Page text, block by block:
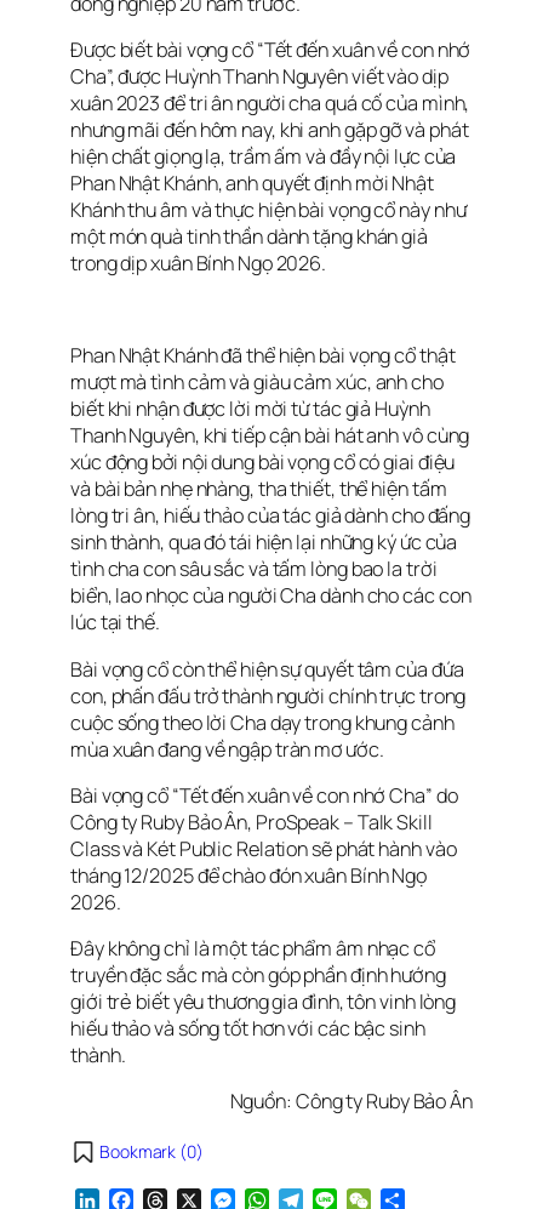
Được biết bài vọng cổ “Tết đến xuân về con nhớ
Cha”, được Huỳnh Thanh Nguyên viết vào dịp
xuân 2023 để tri ân người cha quá cố của mình,
nhưng mãi đến hôm nay, khi anh gặp gỡ và phát
hiện chất giọng lạ, trầm ấm và đầy nội lực của
Phan Nhật Khánh, anh quyết định mời Nhật
Khánh thu âm và thực hiện bài vọng cổ này như
một món quà tinh thần dành tặng khán giả
trong dịp xuân Bính Ngọ 2026.
Phan Nhật Khánh đã thể hiện bài vọng cổ thật
mượt mà tình cảm và giàu cảm xúc, anh cho
biết khi nhận được lời mời từ tác giả Huỳnh
Thanh Nguyên, khi tiếp cận bài hát anh vô cùng
xúc động bởi nội dung bài vọng cổ có giai điệu
và bài bản nhẹ nhàng, tha thiết, thể hiện tấm
lòng tri ân, hiếu thảo của tác giả dành cho đấng
sinh thành, qua đó tái hiện lại những ký ức của
tình cha con sâu sắc và tấm lòng bao la trời
biển, lao nhọc của người Cha dành cho các con
lúc tại thế.
Bài vọng cổ còn thể hiện sự quyết tâm của đứa
con, phấn đấu trở thành người chính trực trong
cuộc sống theo lời Cha dạy trong khung cảnh
mùa xuân đang về ngập tràn mơ ước.
Bài vọng cổ “Tết đến xuân về con nhớ Cha” do
Công ty Ruby Bảo Ân, ProSpeak – Talk Skill
Class và Két Public Relation sẽ phát hành vào
tháng 12/2025 để chào đón xuân Bính Ngọ
2026.
Đây không chỉ là một tác phẩm âm nhạc cổ
truyền đặc sắc mà còn góp phần định hướng
giới trẻ biết yêu thương gia đình, tôn vinh lòng
hiếu thảo và sống tốt hơn với các bậc sinh
thành.
Nguồn: Công ty Ruby Bảo Ân
Bookmark (0)
M W W